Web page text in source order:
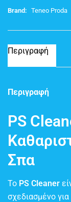
Brand: Teneo Proda
Περιγραφή
Περιγραφή
PS
Σπα
Το PS Cleaner
σχεδιασμένο